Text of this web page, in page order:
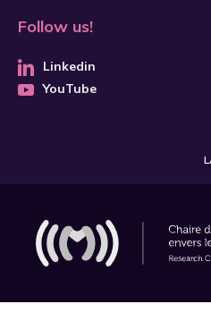
Follow us!
Linkedin
YouTube